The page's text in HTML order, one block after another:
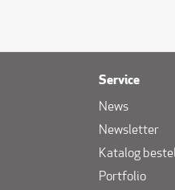
Service
News
Newsletter
Katalog
Portfolio